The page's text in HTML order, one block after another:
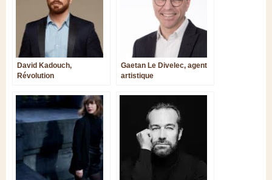
David Kadouch,
Révolution
Gaetan Le Divelec, agent
artistique